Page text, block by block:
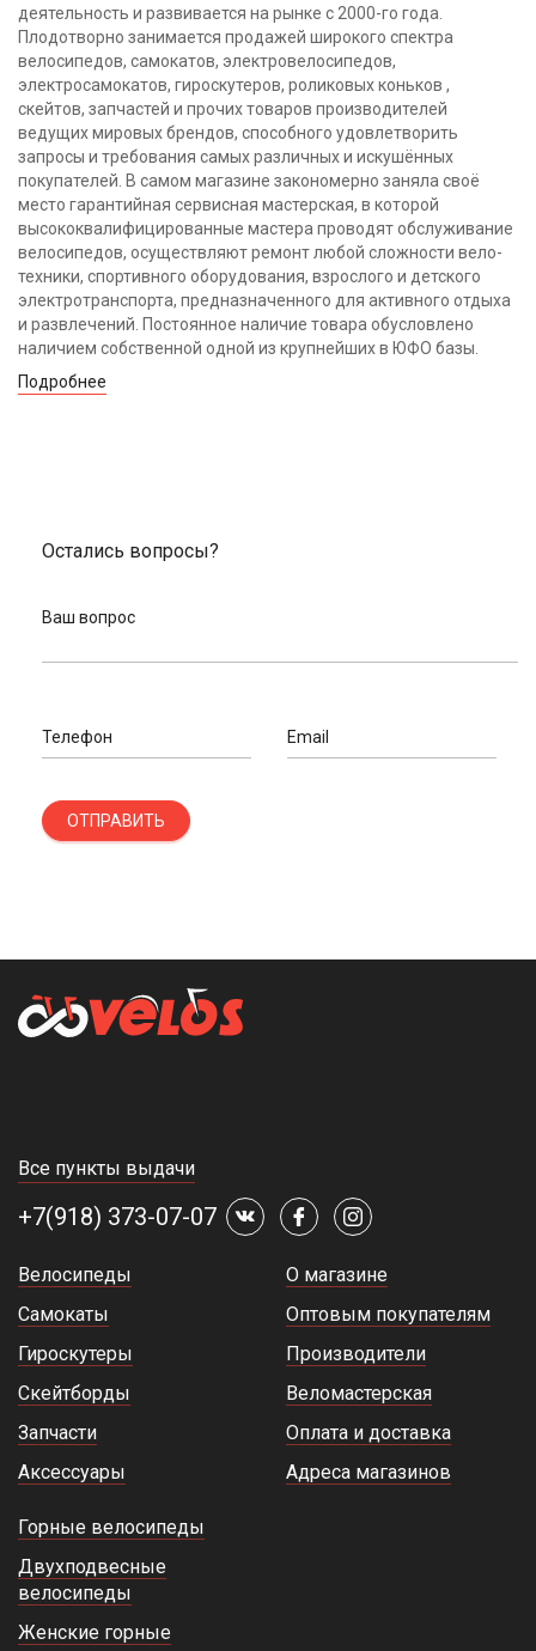
деятельность и развивается на рынке с 2000-го года.
Плодотворно занимается продажей широкого спектра
велосипедов, самокатов, электровелосипедов,
электросамокатов, гироскутеров, роликовых коньков ,
скейтов, запчастей и прочих товаров производителей
ведущих мировых брендов, способного удовлетворить
запросы и требования самых различных и искушённых
покупателей. В самом магазине закономерно заняла своё
место гарантийная сервисная мастерская, в которой
высококвалифицированные мастера проводят обслуживание
велосипедов, осуществляют ремонт любой сложности вело-
техники, спортивного оборудования, взрослого и детского
электротранспорта, предназначенного для активного отдыха
и развлечений. Постоянное наличие товара обусловлено
наличием собственной одной из крупнейших в ЮФО базы.
Подробнее
Остались вопросы?
Ваш вопрос
Телефон Email
ОТПРАВИТЬ
Все пункты выдачи
+7(918) 373-07-07
Велосипеды
Самокаты
Гироскутеры
Скейтборды
Запчасти
Аксессуары
О магазине
Оптовым покупателям
Производители
Веломастерская
Оплата и доставка
Адреса магазинов
Горные велосипеды
Двухподвесные
велосипеды
Женские горные